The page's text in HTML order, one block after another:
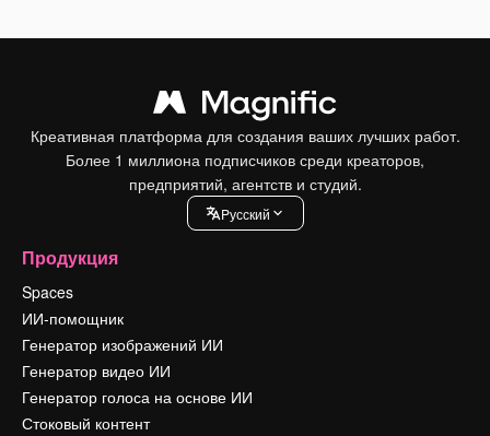
Креативная платформа для создания ваших лучших работ.
Более 1 миллиона подписчиков среди креаторов,
предприятий, агентств и студий.
Pусский
Продукция
Spaces
ИИ-помощник
Генератор изображений ИИ
Генератор видео ИИ
Генератор голоса на основе ИИ
Стоковый контент